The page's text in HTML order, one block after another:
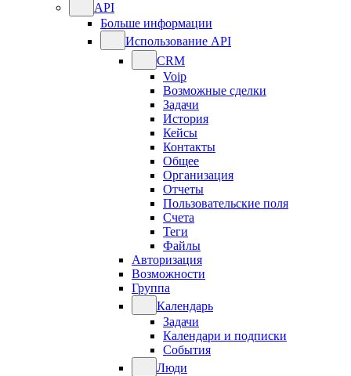
API
Больше информации
Использование API
CRM
Voip
Возможные сделки
Задачи
История
Кейсы
Контакты
Общее
Организация
Отчеты
Пользовательские поля
Счета
Теги
Файлы
Авторизация
Возможности
Группа
Календарь
Задачи
Календари и подписки
События
Люди